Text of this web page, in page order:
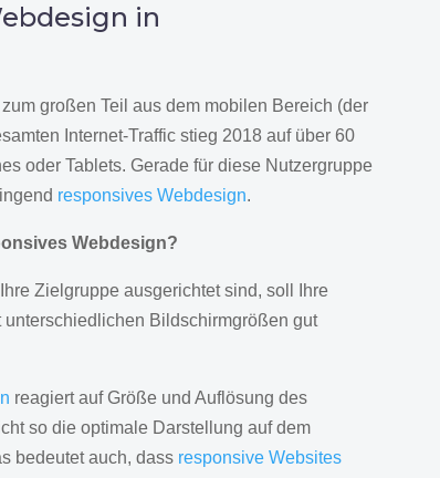
in
großen Teil aus dem mobilen Bereich (der
Internet-Traffic stieg 2018 auf über 60
oder Tablets. Gerade für diese Nutzergruppe
responsives Webdesign.
Webdesign?
Zielgruppe ausgerichtet sind, soll Ihre
unterschiedlichen Bildschirmgrößen gut
reagiert auf Größe und Auflösung des
so die optimale Darstellung auf dem
bedeutet auch, dass responsive Websites